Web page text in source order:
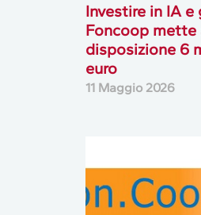
Investire in IA e
Foncoop mette
disposizione 6
euro
11 Maggio 2026